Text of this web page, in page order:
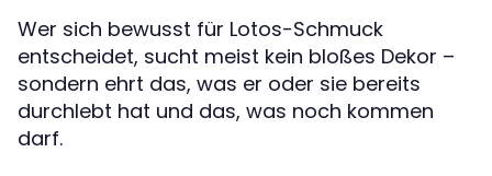
Wer sich bewusst für Lotos-Schmuck
entscheidet, sucht meist kein bloßes Dekor –
sondern ehrt das, was er oder sie bereits
durchlebt hat und das, was noch kommen
darf.